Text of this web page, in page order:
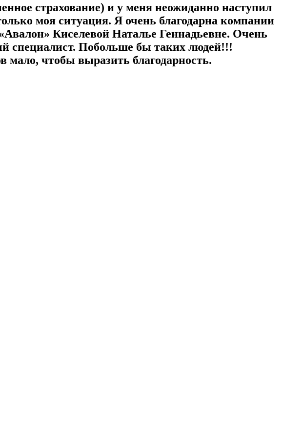
страхование) и у меня неожиданно наступил
моя ситуация. Я очень благодарна компании
Киселевой Наталье Геннадьевне. Очень
специалист. Побольше бы таких людей!!!
чтобы выразить благодарность.